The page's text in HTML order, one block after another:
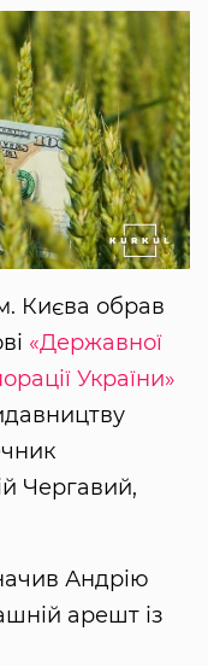
Києва обрав
«Державної
України»
Чергавий,
Андрію
арешт із